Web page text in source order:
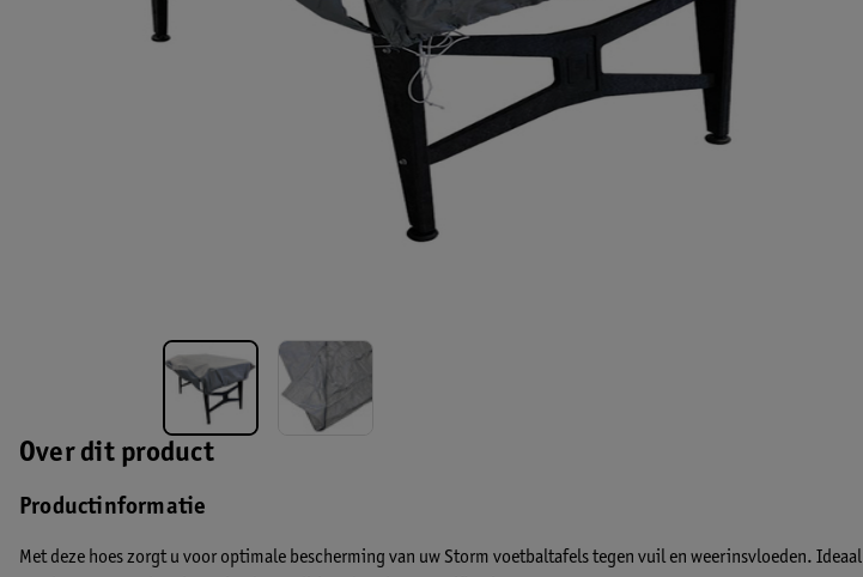
Over dit product
Productinformatie
Met deze hoes zorgt u voor optimale bescherming van uw Storm voetbaltafels tegen vuil en weerinsvloeden. Ideaal